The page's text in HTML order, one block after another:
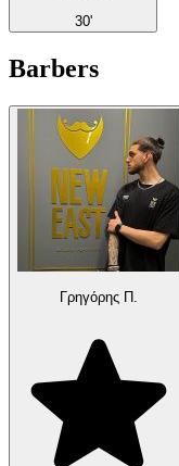
30'
Barbers
Γρηγόρης Π.